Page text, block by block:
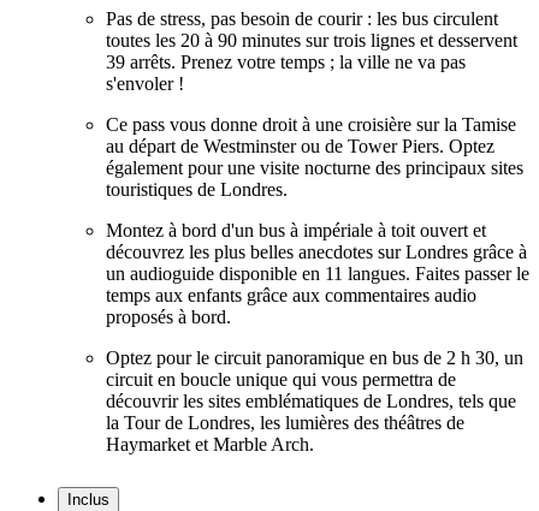
Pas de stress, pas besoin de courir : les bus circulent
toutes les 20 à 90 minutes sur trois lignes et desservent
39 arrêts. Prenez votre temps ; la ville ne va pas
s'envoler !
Ce pass vous donne droit à une croisière sur la Tamise
au départ de Westminster ou de Tower Piers. Optez
également pour une visite nocturne des principaux sites
touristiques de Londres.
Montez à bord d'un bus à impériale à toit ouvert et
découvrez les plus belles anecdotes sur Londres grâce à
un audioguide disponible en 11 langues. Faites passer le
temps aux enfants grâce aux commentaires audio
proposés à bord.
Optez pour le circuit panoramique en bus de 2 h 30, un
circuit en boucle unique qui vous permettra de
découvrir les sites emblématiques de Londres, tels que
la Tour de Londres, les lumières des théâtres de
Haymarket et Marble Arch.
Inclus